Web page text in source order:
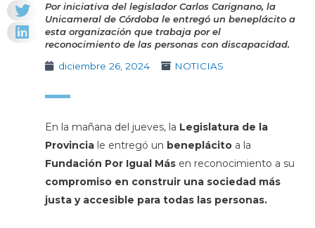
Por iniciativa del legislador Carlos Carignano, la
Unicameral de Córdoba le entregó un beneplácito a
esta organización que trabaja por el
reconocimiento de las personas con discapacidad.
diciembre 26, 2024
NOTICIAS
En la mañana del jueves, la Legislatura de la
Provincia le entregó un beneplácito a la
Fundación Por Igual Más en reconocimiento a su
compromiso en construir una sociedad más
justa y accesible para todas las personas.